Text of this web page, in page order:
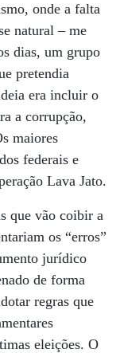
onde a falta
natural – me
dias, um grupo
pretendia
era incluir o
a corrupção,
maiores
federais e
Lava Jato.
que vão coibir a
os “erros”
jurídico
de forma
regras que
eleições. O